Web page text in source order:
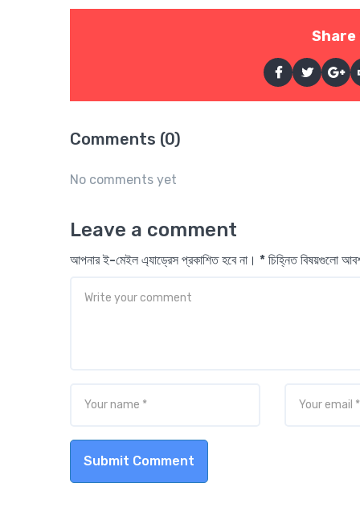
Comments (0)
No comments yet
Leave a comment
আপনার ই-মেইল এ্যাড্রেস প্রকাশিত হবে না। * চিহ্নিত বিষয়গুলো
Submit Comment